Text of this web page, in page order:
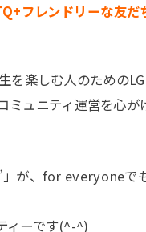
フレンドリーな友
楽しむ人のための
ュニティ運営を心が
」が、for everyoneで
ィーです(^-^)